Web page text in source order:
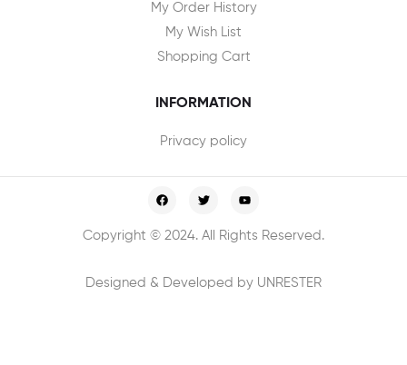
My Order History
My Wish List
Shopping Cart
INFORMATION
Privacy policy
Copyright © 2024. All Rights Reserved.
Designed & Developed by UNRESTER